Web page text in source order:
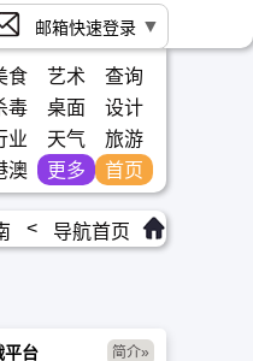
邮箱快速登录
食 艺术
查询
毒 桌面
设计
业 天气
旅游
澳 更多 首页
< 导航首页
平台 简介»